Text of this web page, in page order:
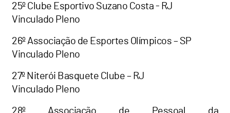
25º Clube Esportivo Suzano Costa - RJ
Vinculado Pleno
26º Associação de Esportes Olímpicos – SP
Vinculado Pleno
27º Niterói Basquete Clube – RJ
Vinculado Pleno
28º Associação de Pessoal da